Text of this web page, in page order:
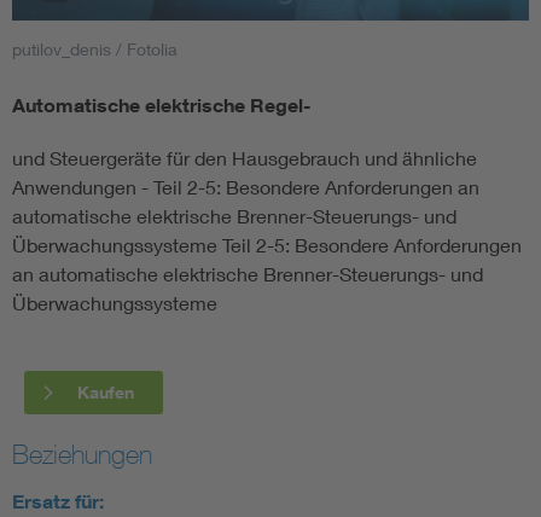
Smart Cities
DKE Fachinformationen im Kontext der Normung
Blitzschutz: DIN EN 62305 in der Übersicht
Circular Economy für mehr Ressourceneffizienz
Cybersecurity in der Industrieautomatisierung
DIN VDE 0100 für sichere Elektroinstallationen
Elektrofachkraft (EFK)
putilov_denis / Fotolia
Automatische elektrische Regel-
und Steuergeräte für den Hausgebrauch und ähnliche
Anwendungen - Teil 2-5: Besondere Anforderungen an
automatische elektrische Brenner-Steuerungs- und
Überwachungssysteme Teil 2-5: Besondere Anforderungen
an automatische elektrische Brenner-Steuerungs- und
Überwachungssysteme
Kaufen
Beziehungen
Ersatz für: